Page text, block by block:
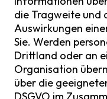
die Tragweite und
Auswirkungen
Sie. Werden
Drittland oder an
Organisation
über die